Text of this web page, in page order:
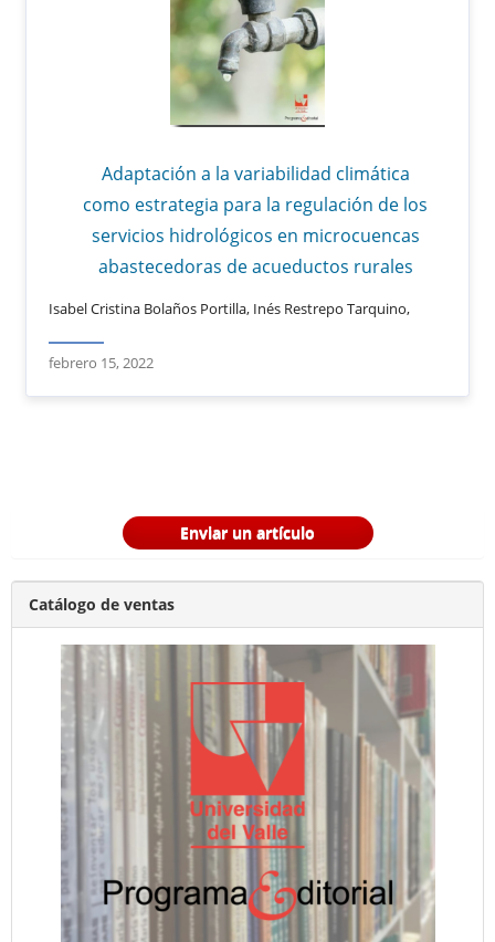
Adaptación a la variabilidad climática
como estrategia para la regulación de los
servicios hidrológicos en microcuencas
abastecedoras de acueductos rurales
Isabel Cristina Bolaños Portilla, Inés Restrepo Tarquino,
febrero 15, 2022
Enviar un artículo
Catálogo de ventas